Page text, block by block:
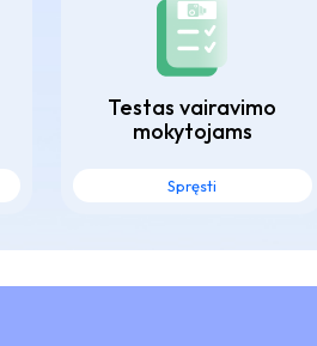
Testas vairavimo
mokytojams
Spręsti